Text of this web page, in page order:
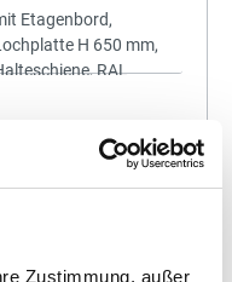
Zustimmung, außer